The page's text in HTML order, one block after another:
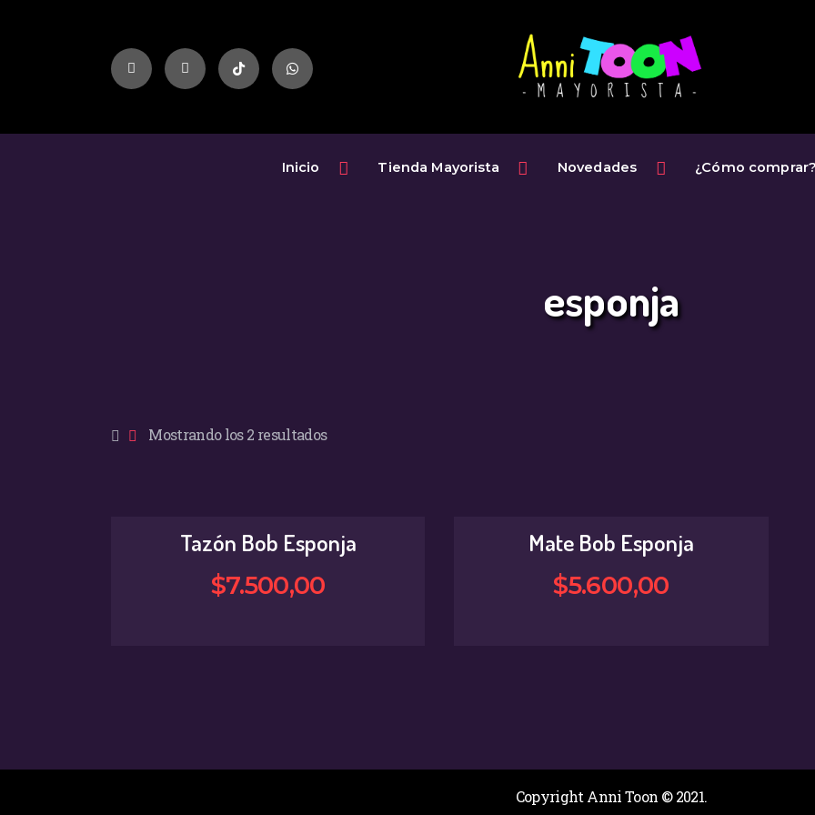
Inicio Tienda Mayorista Novedades ¿Cómo comprar?
TIENDA
MAYORISTA
NOVEDADES
CONTACTOesponja
Mostrando los 2 resultados
Tazón Bob Esponja
$7.500,00
Mate Bob Esponja
$5.600,00
Copyright Anni Toon © 2021.